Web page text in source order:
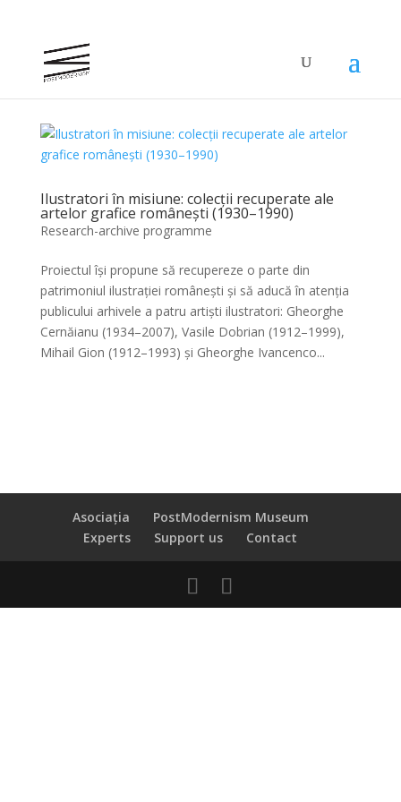
Ilustratori în misiune: colecții recuperate ale
artelor grafice românești (1930–1990)
Research-archive programme
Proiectul își propune să recupereze o parte din
patrimoniul ilustrației românești și să aducă în atenția
publicului arhivele a patru artiști ilustratori: Gheorghe
Cernăianu (1934–2007), Vasile Dobrian (1912–1999),
Mihail Gion (1912–1993) și Gheorghe Ivancenco...
Asociația
PostModernism Museum
Experts
Support us Contact